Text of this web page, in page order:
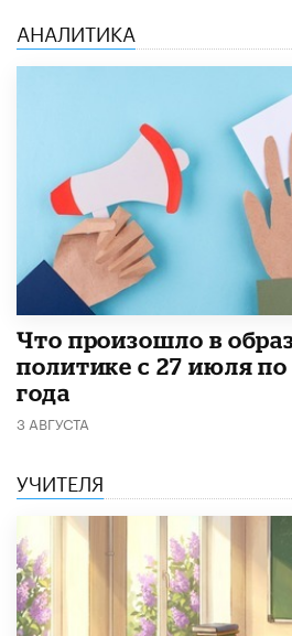
АНАЛИТИКА
​Что произошло в
политике с 27 июля по
года
3 АВГУСТА
УЧИТЕЛЯ